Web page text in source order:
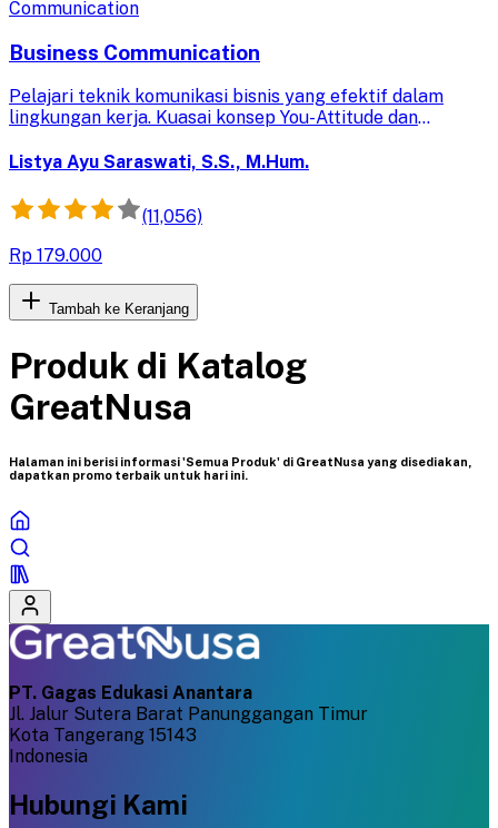
Communication
Business Communication
Pelajari teknik komunikasi bisnis yang efektif dalam
lingkungan kerja. Kuasai konsep You-Attitude dan
profesional yang kuat.
Listya Ayu Saraswati, S.S., M.Hum.
(11,056)
Rp 179.000
Tambah ke Keranjang
Produk di Katalog
GreatNusa
Halaman ini berisi informasi 'Semua Produk' di GreatNusa yang disediakan,
dapatkan promo terbaik untuk hari ini.
PT. Gagas Edukasi Anantara
Jl. Jalur Sutera Barat Panunggangan Timur
Kota Tangerang 15143
Indonesia
Hubungi Kami